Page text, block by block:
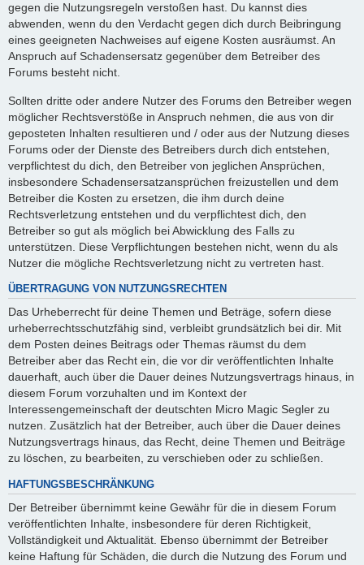
gegen die Nutzungsregeln verstoßen hast. Du kannst dies
abwenden, wenn du den Verdacht gegen dich durch Beibringung
eines geeigneten Nachweises auf eigene Kosten ausräumst. An
Anspruch auf Schadensersatz gegenüber dem Betreiber des
Forums besteht nicht.
Sollten dritte oder andere Nutzer des Forums den Betreiber wegen
möglicher Rechtsverstöße in Anspruch nehmen, die aus von dir
geposteten Inhalten resultieren und / oder aus der Nutzung dieses
Forums oder der Dienste des Betreibers durch dich entstehen,
verpflichtest du dich, den Betreiber von jeglichen Ansprüchen,
insbesondere Schadensersatzansprüchen freizustellen und dem
Betreiber die Kosten zu ersetzen, die ihm durch deine
Rechtsverletzung entstehen und du verpflichtest dich, den
Betreiber so gut als möglich bei Abwicklung des Falls zu
unterstützen. Diese Verpflichtungen bestehen nicht, wenn du als
Nutzer die mögliche Rechtsverletzung nicht zu vertreten hast.
ÜBERTRAGUNG VON NUTZUNGSRECHTEN
Das Urheberrecht für deine Themen und Beträge, sofern diese
urheberrechtsschutzfähig sind, verbleibt grundsätzlich bei dir. Mit
dem Posten deines Beitrags oder Themas räumst du dem
Betreiber aber das Recht ein, die vor dir veröffentlichten Inhalte
dauerhaft, auch über die Dauer deines Nutzungsvertrags hinaus, in
diesem Forum vorzuhalten und im Kontext der
Interessengemeinschaft der deutschten Micro Magic Segler zu
nutzen. Zusätzlich hat der Betreiber, auch über die Dauer deines
Nutzungsvertrags hinaus, das Recht, deine Themen und Beiträge
zu löschen, zu bearbeiten, zu verschieben oder zu schließen.
HAFTUNGSBESCHRÄNKUNG
Der Betreiber übernimmt keine Gewähr für die in diesem Forum
veröffentlichten Inhalte, insbesondere für deren Richtigkeit,
Vollständigkeit und Aktualität. Ebenso übernimmt der Betreiber
keine Haftung für Schäden, die durch die Nutzung des Forum und